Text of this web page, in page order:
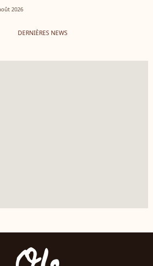
2026
DERNIÈRES NEWS